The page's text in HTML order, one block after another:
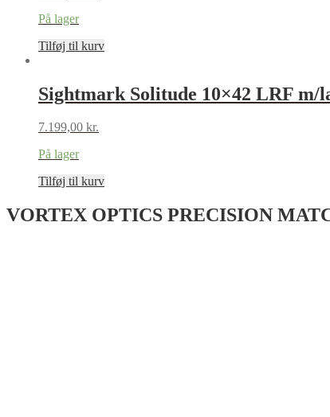
På lager
Tilføj til kurv
Sightmark Solitude 10×42 LRF m/
7.199,00 kr.
På lager
Tilføj til kurv
VORTEX OPTICS PRECISION